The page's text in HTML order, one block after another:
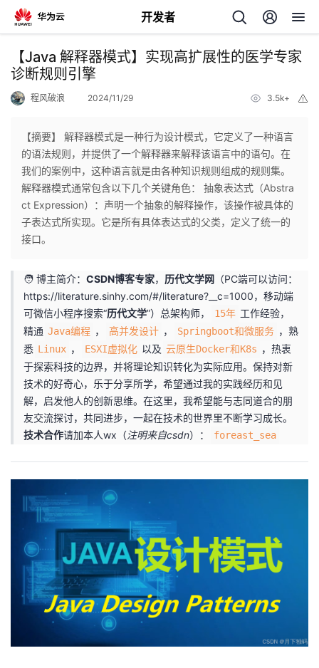
开发者
返
回
个
人
主
页
我
的
开
发
者
我
的
客
我
论
坛
的
圈
子
我
的
直
播
我
的
活
我
的
【Java 解释器模式】实现高扩展性的医学专家
诊断规则引擎
程风破浪 2024/11/29 3.5k+
【摘要】 解释器模式是一种行为设计模式，它定义了一种语言
的语法规则，并提供了一个解释器来解释该语言中的语句。在
我们的案例中，这种语言就是由各种知识规则组成的规则集。
解释器模式通常包含以下几个关键角色： 抽象表达式（Abstra
ct Expression）：声明一个抽象的解释操作，该操作被具体的
子表达式所实现。它是所有具体表达式的父类，定义了统一的
接口。
🧑 博主简介： CSDN博客专家， 历代文学网（PC端可以访问：
https://literature.sinhy.com/#/literature?__c=1000，移动端
可微信小程序搜索“历代文学”）总架构师， 15年 工作经验，
精通 Java编程 ， 高并发设计 ， Springboot和微服务 ，熟
悉 Linux ， ESXI虚拟化 以及 云原生Docker和K8s ，热衷
于探索科技的边界，并将理论知识转化为实际应用。保持对新
技术的好奇心，乐于分享所学，希望通过我的实践经历和见
解，启发他人的创新思维。在这里，我希望能与志同道合的朋
友交流探讨，共同进步，一起在技术的世界里不断学习成长。
技术合作请加本人wx（注明来自csdn）： foreast_sea